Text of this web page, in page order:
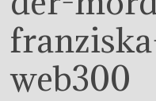
web300